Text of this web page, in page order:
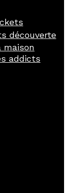
découverte
maison
addicts